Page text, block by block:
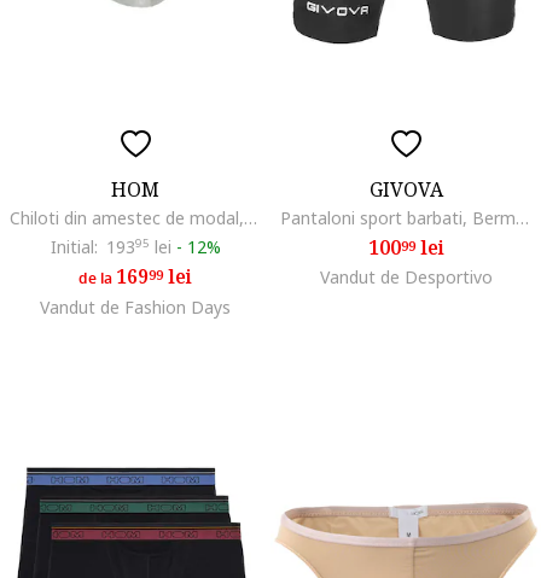
HOM
Chiloti din amestec de modal, Alb
Initial: 19395 lei - 12%
de la 16999lei
Vandut de Fashion Days
GIVOVA
Pantaloni sport barbati, Bermuda Skin, negru, poliester-elastan
10099lei
Vandut de Desportivo